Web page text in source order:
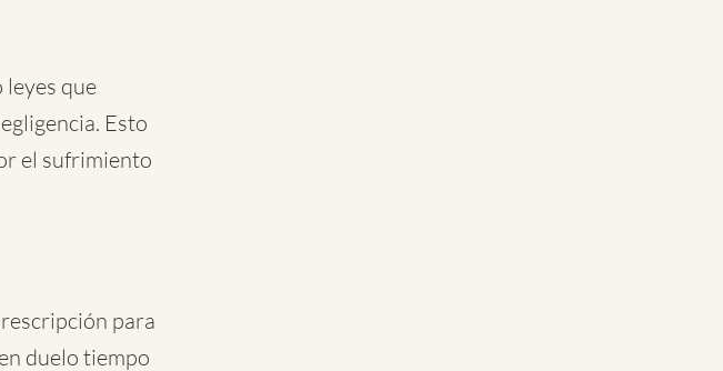
que
Esto
el sufrimiento
para
duelo tiempo